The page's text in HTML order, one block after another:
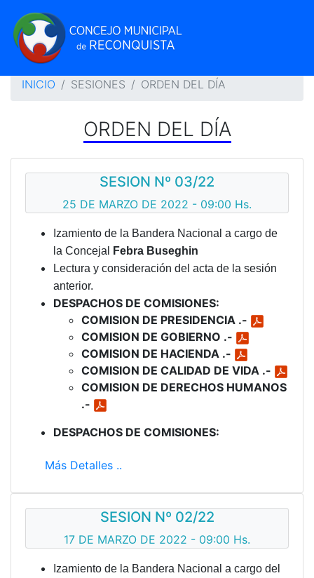
INICIO SESIONES ORDEN DEL DÍA
ORDEN DEL DÍA
SESION Nº 03/22
25 DE MARZO DE 2022 - 09:00 Hs.
Izamiento de la Bandera Nacional a cargo de
la Concejal
Febra Buseghin
Lectura y consideración del acta de la sesión
anterior.
DESPACHOS DE COMISIONES:
COMISION DE PRESIDENCIA .-
COMISION DE GOBIERNO .-
COMISION DE HACIENDA .-
COMISION DE CALIDAD DE VIDA .-
COMISION DE DERECHOS HUMANOS
.-
DESPACHOS DE COMISIONES:
Más Detalles ..
SESION Nº 02/22
17 DE MARZO DE 2022 - 09:00 Hs.
Izamiento de la Bandera Nacional a cargo del